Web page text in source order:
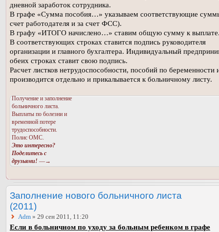
дневной заработок сотрудника.
В графе «Сумма пособия…» указываем соответствующие
счет работодателя и за счет ФСС).
В графу «ИТОГО начислено…» ставим общую сумму к
В соответствующих строках ставится подпись руководителя
организации и главного бухгалтера. Индивидуальный
обеих строках ставит свою подпись.
Расчет листков нетрудоспособности, пособий по беременности
производится отдельно и прикалывается к больничному листу.
Получение и заполнение
больничного листа.
Выплаты по болезни и
временной потере
трудоспособности.
Полис ОМС.
Это интересно?
Поделитесь с
друзьями! —→
Заполнение нового больничного листа
(2011)
Adm » 29 сен 2011, 11:20
Если в больничном по уходу за больным ребенком в графе